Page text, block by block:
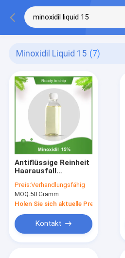
Minoxidil Liquid 15 (7)
Antiflüssige Reinheit
Haarausfall
5% 15%
Preis:Verhandlungsfähig
MOQ:50 Gramm
Holen Sie sich aktuelle Preis
Kontakt